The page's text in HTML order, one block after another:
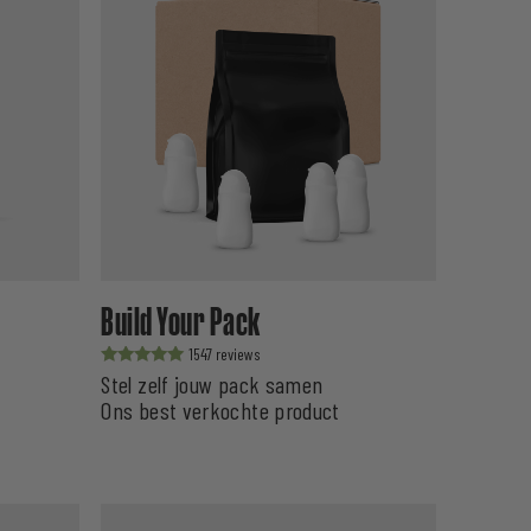
Build Your Pack
Waardering
uit 5
1547
Stel zelf jouw pack samen
Ons best verkochte product